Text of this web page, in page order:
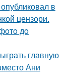
в
цензори.
дo
главную
Ани